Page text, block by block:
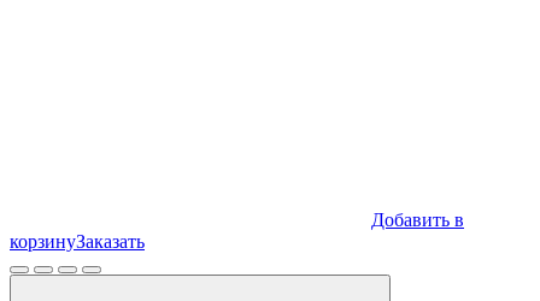
Добавить в
корзинуЗаказать